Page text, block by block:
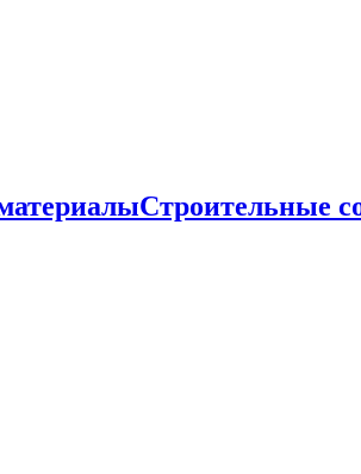
Строительные